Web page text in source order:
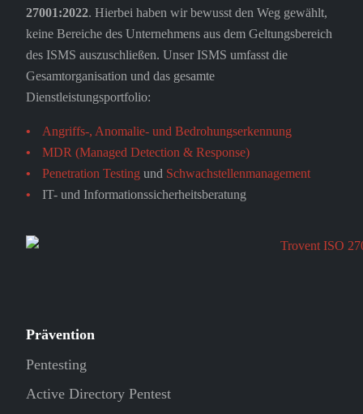
27001:2022. Hierbei haben wir bewusst den Weg gewählt,
keine Bereiche des Unternehmens aus dem Geltungsbereich
des ISMS auszuschließen. Unser ISMS umfasst die
Gesamtorganisation und das gesamte
Dienstleistungsportfolio:
Angriffs-, Anomalie- und Bedrohungserkennung
MDR (Managed Detection & Response)
Penetration Testing und Schwachstellenmanagement
IT- und Informationssicherheitsberatung
Prävention
Pentesting
Active Directory Pentest
//EN